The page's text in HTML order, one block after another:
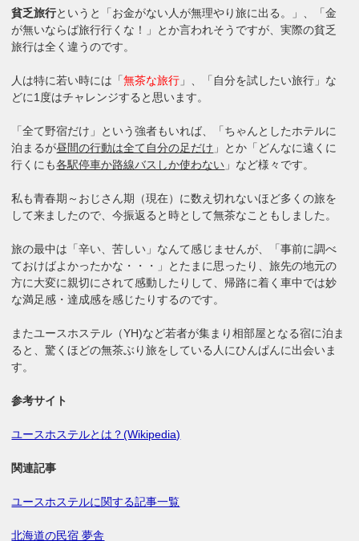
貧乏旅行というと「お金がない人が無理やり旅に出る。」、「金
が無いならば旅行行くな！」とか言われそうですが、実際の貧乏
旅行は全く違うのです。
人は特に若い時には「無茶な旅行 」、「自分を試したい旅行」な
どに1度はチャレンジすると思います。
「全て野宿だけ」という強者もいれば、「ちゃんとしたホテルに
泊まるが昼間の行動は全て自分の足だけ 」とか「どんなに遠くに
行くにも各駅停車か路線バスしか使わない 」など様々です。
私も青春期～おじさん期（現在）に数え切れないほど多くの旅を
して来ましたので、今振返ると時として無茶なこともしました。
旅の最中は「辛い、苦しい」なんて感じませんが、「事前に調べ
ておけばよかったかな・・・」とたまに思ったり、旅先の地元の
方に大変に親切にされて感動したりして、帰路に着く車中では妙
な満足感・達成感を感じたりするのです。
またユースホステル（YH)など若者が集まり相部屋となる宿に泊ま
ると、驚くほどの無茶ぶり旅をしている人にひんぱんに出会いま
す。
参考サイト
ユースホステルとは？(Wikipedia)
関連記事
ユースホステルに関する記事一覧
北海道の民宿 夢舎